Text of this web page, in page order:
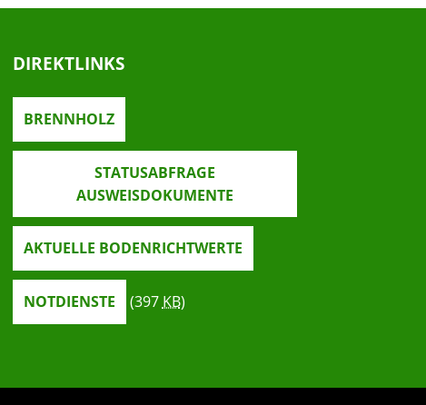
DIREKTLINKS
BRENNHOLZ
STATUSABFRAGE
AUSWEISDOKUMENTE
AKTUELLE BODENRICHTWERTE
NOTDIENSTE (397KB)